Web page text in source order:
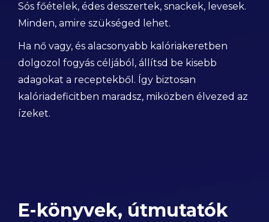
Sós főételek, édes desszertek, snackek, levesek.
Minden, amire szükséged lehet.
Ha nő vagy, és alacsonyabb kalóriakeretben
dolgozol fogyás céljából, állítsd be kisebb
adagokat a receptekből. Így biztosan
kalóriadeficitben maradsz, miközben élvezed az
ízeket.
E-könyvek, útmutatók